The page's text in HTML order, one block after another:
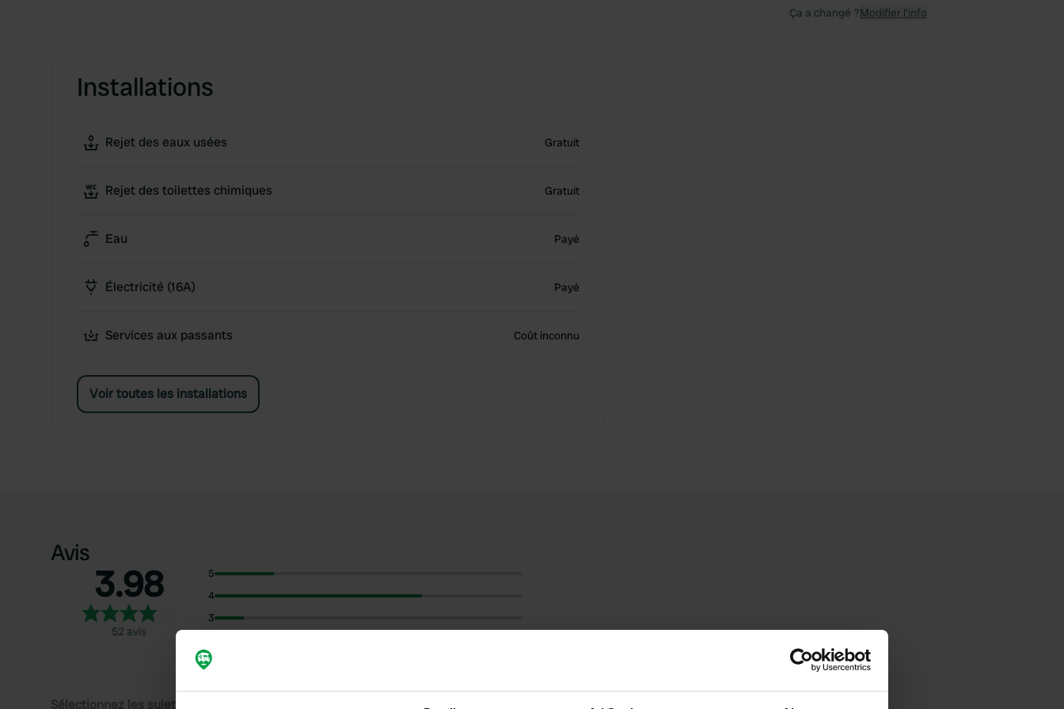
Installations
Rejet des eaux usées Gratuit
Rejet des toilettes chimiques Gratuit
Eau Payé
Électricité (16A) Payé
Services aux passants Coût inconnu
Voir toutes les installations
Ça a changé ?Modifier l’info
Avis
3.98
52 avis
5
4
3
1
Sélectionnez les sujets pour lire les critiques :